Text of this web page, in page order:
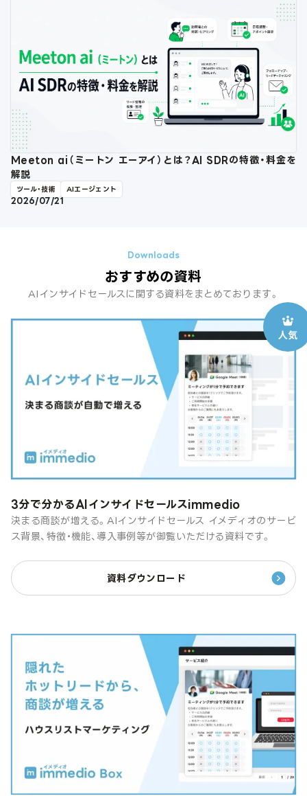
Meeton ai（ミートン エーアイ）とは？AI SDRの特徴・料金を
解説
ツール・技術 AIエージェント
2026/07/21
おすすめの資料
AIインサイドセールスに関する資料をまとめております。
3分で分かるAIインサイドセールスimmedio
決まる商談が増える。AIインサイドセールス イメディオのサービ
ス背景、特徴・機能、導入事例等が御覧いただける資料です。
資料ダウンロード